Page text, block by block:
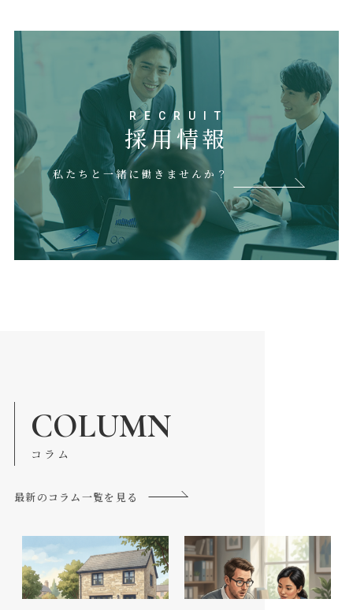
RECRUIT
採用情報
私たちと一緒に働きませんか？
COLUMN
コラム
最新のコラム一覧を見る